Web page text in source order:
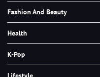
Fashion And Beauty
Health
K-Pop